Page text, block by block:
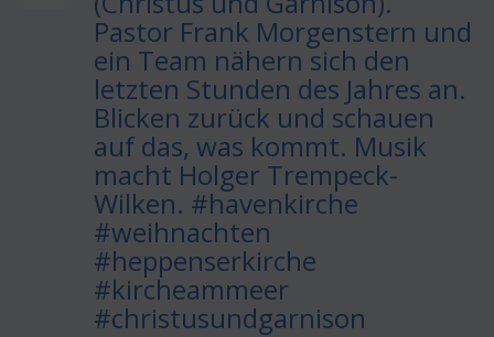
Pastor Frank Morgenstern und
ein Team nähern sich den
letzten Stunden des Jahres an.
Blicken zurück und schauen
auf das, was kommt. Musik
macht Holger Trempeck-
Wilken. #havenkirche
#weihnachten
#heppenserkirche
#kircheammeer
#christusundgarnison